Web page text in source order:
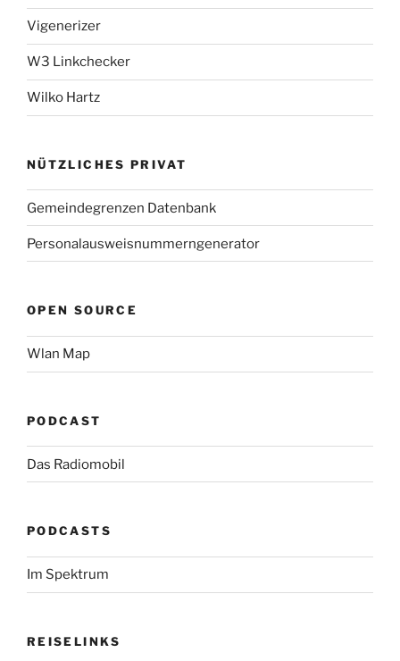
Vigenerizer
W3 Linkchecker
Wilko Hartz
NÜTZLICHES PRIVAT
Gemeindegrenzen Datenbank
Personalausweisnummerngenerator
OPEN SOURCE
Wlan Map
PODCAST
Das Radiomobil
PODCASTS
Im Spektrum
REISELINKS